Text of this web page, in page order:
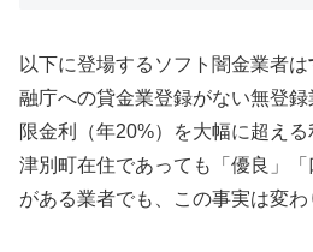
以下に登場するソフト闇金業者は
融庁への貸金業登録がない無登
限金利（年20%）を大幅に超える
津別町在住であっても「優良」
がある業者でも、この事実は変わ